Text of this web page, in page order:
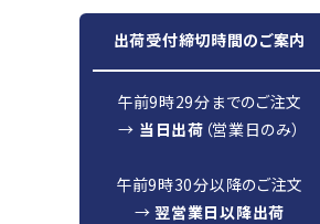
出荷受付締切時間のご案内
午前9時29分までのご注文
→ 当日出荷 （営業日のみ）
午前9時30分以降のご注文
→翌営業日以降出荷